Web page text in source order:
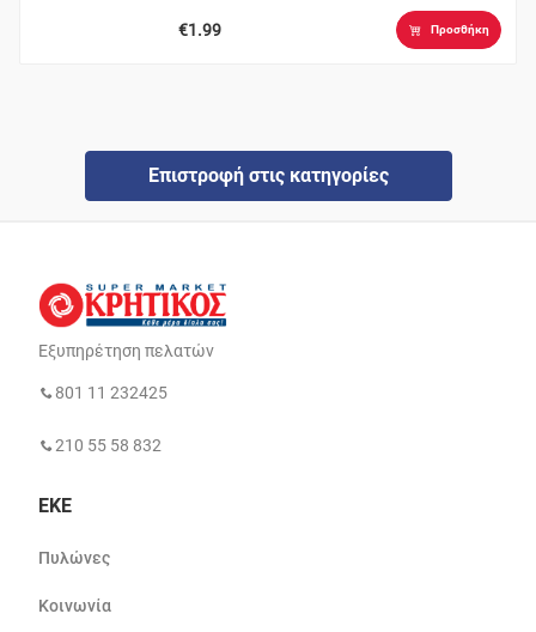
€1.99 Προσθήκη
Επιστροφή στις κατηγορίες
Εξυπηρέτηση πελατών
801 11 232425
210 55 58 832
ΕΚΕ
Πυλώνες
Κοινωνία